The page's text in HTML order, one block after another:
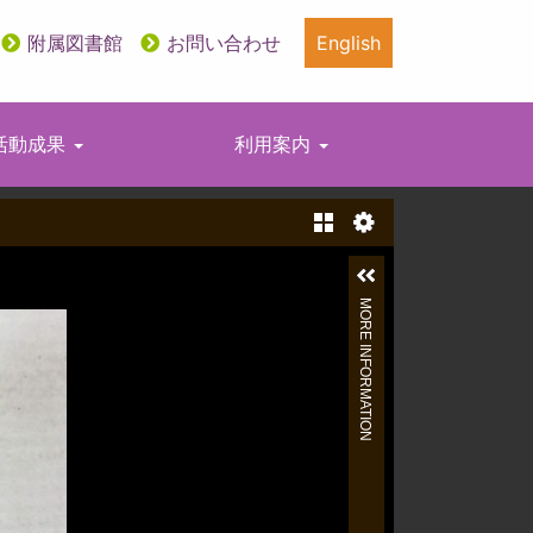
附属図書館 お問い合わせ English
動成果 利用案内